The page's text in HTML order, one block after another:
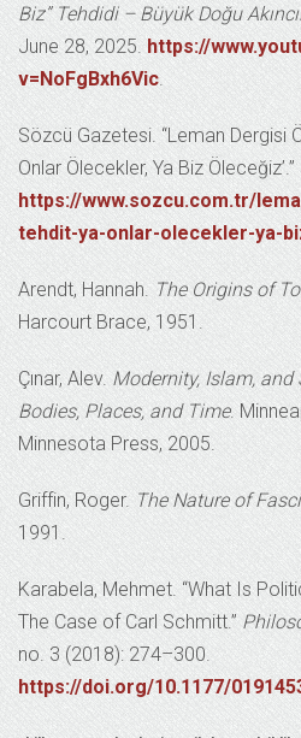
Biz” Tehdidi – Büyük Doğu
June 28, 2025. https://
v=NoFgBxh6Vic.
Sözcü Gazetesi. “Leman Dergisi
Onlar Ölecekler, Ya Biz Öleceğiz’.”
https://www.sozcu.com.tr/
tehdit-ya-onlar-olecekler-ya-
Arendt, Hannah. The Origins of
Harcourt Brace, 1951.
Çınar, Alev. Modernity, Islam, and
Bodies, Places, and Time.
Minnesota Press, 2005.
Griffin, Roger. The Nature of
1991.
Karabela, Mehmet. “What Is
The Case of Carl Schmitt.”
no. 3 (2018): 274–300.
https://doi.org/10.1177/